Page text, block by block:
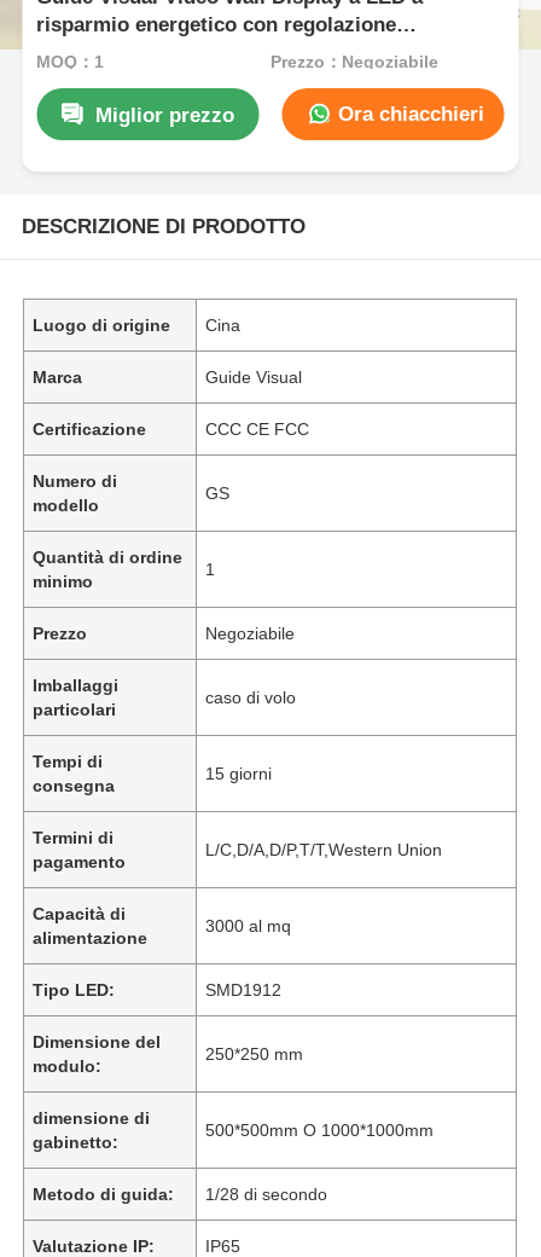
risparmio energetico con regolazione
intelligente della luminosità e dei consumi
MOQ：1 Prezzo：Negoziabile
Miglior prezzo Ora chiacchieri
DESCRIZIONE DI PRODOTTO
Luogo di origine Cina
Marca Guide Visual
Certificazione CCC CE FCC
Numero di
modello
GS
Quantità di ordine
minimo
1
Prezzo Negoziabile
Imballaggi
particolari
caso di volo
Tempi di
consegna
15 giorni
Termini di
pagamento
L/C,D/A,D/P,T/T,Western Union
Capacità di
alimentazione
3000 al mq
Tipo LED: SMD1912
Dimensione del
modulo:
250*250 mm
dimensione di
gabinetto:
500*500mm O 1000*1000mm
Metodo di guida: 1/28 di secondo
Valutazione IP: IP65